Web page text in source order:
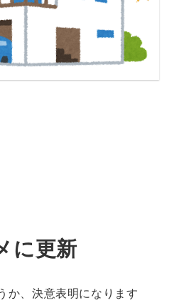
に更新
か、決意表明になります